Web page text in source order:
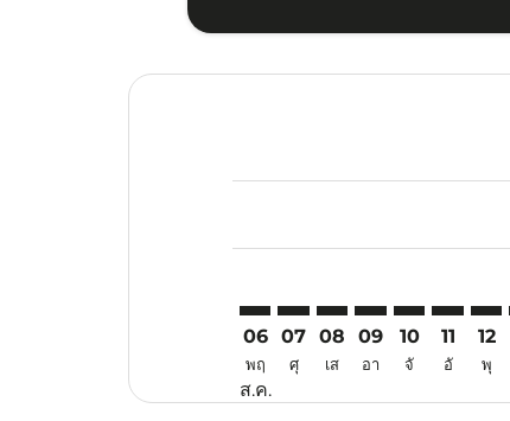
06
พฤ
ส.ค.
07
ศุ
08
เส
09
อา
10
จั
11
อั
12
พุ